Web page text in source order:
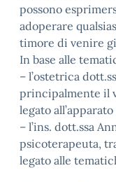
possono
adoperare
timore di venire
In base alle
– l’ostetrica
principalmente il
legato
– l’ins. dott.ssa
psicoterapeuta,
legato alle